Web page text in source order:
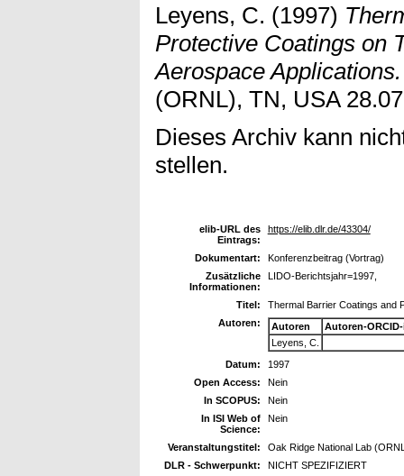
Leyens, C. (1997)
Protective Coatings on
Aerospace Applications.
(ORNL), TN, USA
Dieses Archiv kann
stellen.
elib-URL des
Eintrags:
https://elib.dlr.de/43304/
Dokumentart:
Konferenzbeitrag (Vortrag)
Zusätzliche
Informationen:
LIDO-Berichtsjahr=1997,
Titel:
Thermal Barrier Coatings and
Autoren:
Autoren
Autoren-
Leyens, C.
Datum:
1997
Open Access:
Nein
In SCOPUS:
Nein
In ISI Web of
Science:
Nein
Veranstaltungstitel:
Oak Ridge National Lab
DLR - Schwerpunkt:
NICHT SPEZIFIZIERT